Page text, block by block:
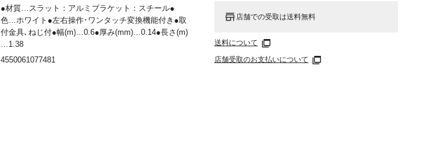
店舗での受取は送料無料
送料について
店舗受取のお支払いについて
●材質…スラット：アルミブラケット：スチール●
色…ホワイト●左右操作･ワンタッチ変換機能付き●取
付金具､ねじ付●幅(m)…0.6●厚み(mm)…0.14●長さ(m)
…1.38
4550061077481